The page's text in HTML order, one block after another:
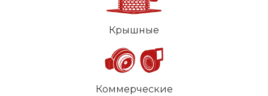
Крышные
Коммерческие